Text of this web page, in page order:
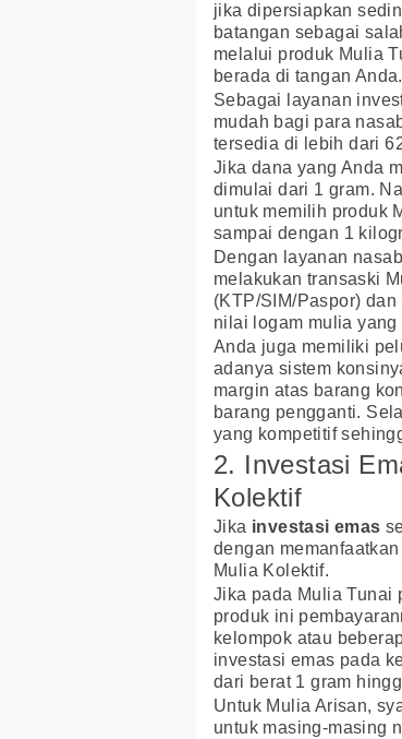
jika dipersiapkan
batangan sebagai
melalui produk Mulia
berada di tangan Anda.
Sebagai layanan
mudah bagi para
tersedia di lebih dari
Jika dana yang Anda
dimulai dari 1 gram.
untuk memilih produk
sampai dengan 1
Dengan layanan
melakukan transaski
(KTP/SIM/Paspor)
nilai logam mulia
Anda juga memiliki
adanya sistem
margin atas barang
barang pengganti.
yang kompetitif
2. Investasi
Kolektif
Jika investasi emas
dengan
Mulia Kolektif.
Jika pada Mulia Tunai
produk ini
kelompok atau
investasi emas pada
dari berat 1 gram
Untuk Mulia Arisan,
untuk masing-masing